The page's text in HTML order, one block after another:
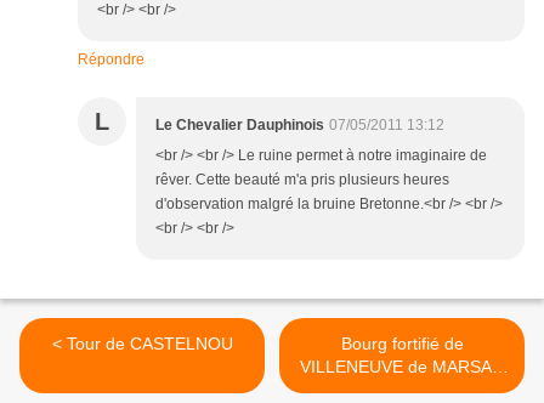
<br /> <br />
Répondre
L Le Chevalier Dauphinois 07/05/2011 13:12
<br /> <br /> Le ruine permet à notre imaginaire de
rêver. Cette beauté m'a pris plusieurs heures
d'observation malgré la bruine Bretonne.<br /> <br />
<br /> <br />
< Tour de CASTELNOU
Bourg fortifié de
VILLENEUVE de MARSAN
>